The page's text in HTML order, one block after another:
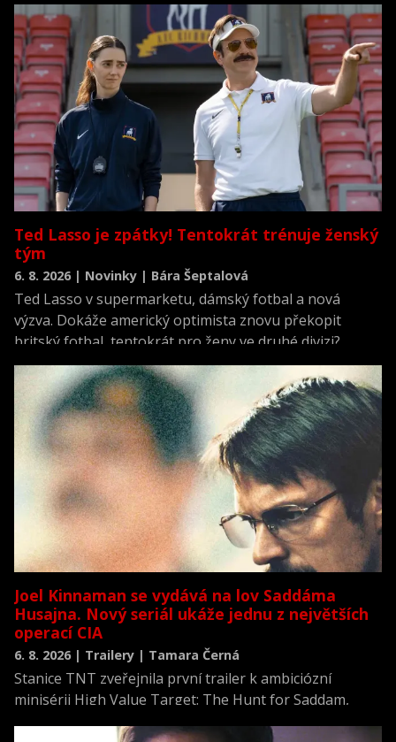
Ted Lasso je zpátky! Tentokrát trénuje ženský
tým
6. 8. 2026 | Novinky | Bára Šeptalová
Ted Lasso v supermarketu, dámský fotbal a nová
výzva. Dokáže americký optimista znovu překopit
britský fotbal, tentokrát pro ženy ve druhé divizi?
Joel Kinnaman se vydává na lov Saddáma
Husajna. Nový seriál ukáže jednu z největších
operací CIA
6. 8. 2026 | Trailery | Tamara Černá
Stanice TNT zveřejnila první trailer k ambiciózní
minisérii High Value Target: The Hunt for Saddam,